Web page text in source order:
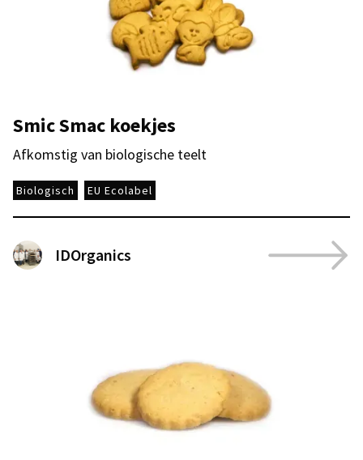
Smic Smac koekjes
Afkomstig van biologische teelt
Biologisch EU Ecolabel
IDOrganics